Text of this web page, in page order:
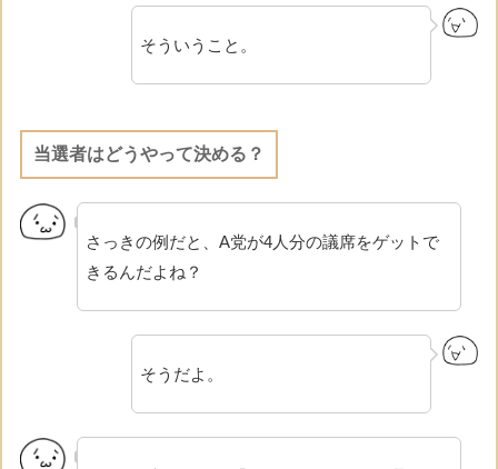
そういうこと。
当選者はどうやって決める？
さっきの例だと、A党が4人分の議席をゲットで
きるんだよね？
そうだよ。